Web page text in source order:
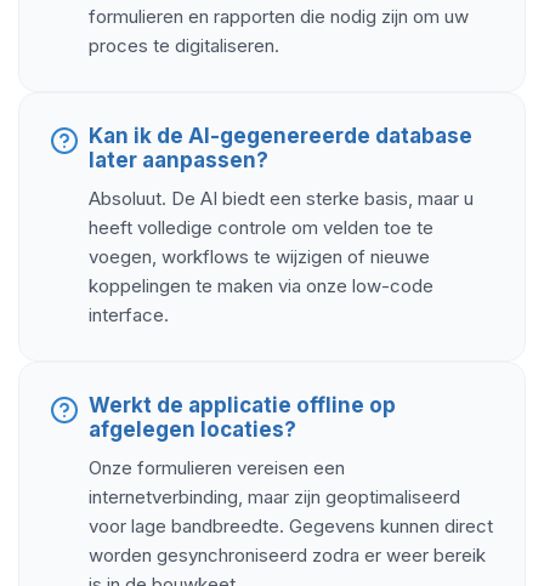
formulieren en rapporten die nodig zijn om uw
proces te digitaliseren.
Kan ik de AI-gegenereerde database
later aanpassen?
Absoluut. De AI biedt een sterke basis, maar u
heeft volledige controle om velden toe te
voegen, workflows te wijzigen of nieuwe
koppelingen te maken via onze low-code
interface.
Werkt de applicatie offline op
afgelegen locaties?
Onze formulieren vereisen een
internetverbinding, maar zijn geoptimaliseerd
voor lage bandbreedte. Gegevens kunnen direct
worden gesynchroniseerd zodra er weer bereik